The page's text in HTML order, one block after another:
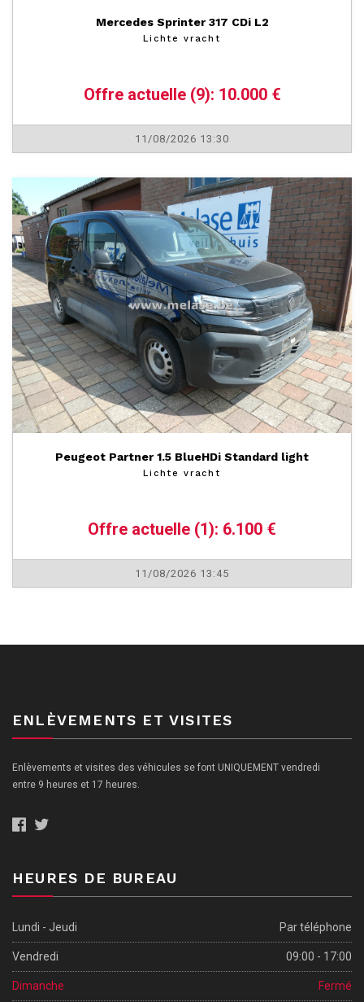
Mercedes Sprinter 317 CDi L2
Lichte vracht
Offre actuelle (9): 10.000 €
11/08/2026 13:30
Peugeot Partner 1.5 BlueHDi Standard light
Lichte vracht
Offre actuelle (1): 6.100 €
11/08/2026 13:45
ENLÈVEMENTS ET VISITES
Enlèvements et visites des véhicules se font UNIQUEMENT vendredi
entre 9 heures et 17 heures.
HEURES DE BUREAU
Lundi - Jeudi Par téléphone
Vendredi 09:00 - 17:00
Dimanche Fermé